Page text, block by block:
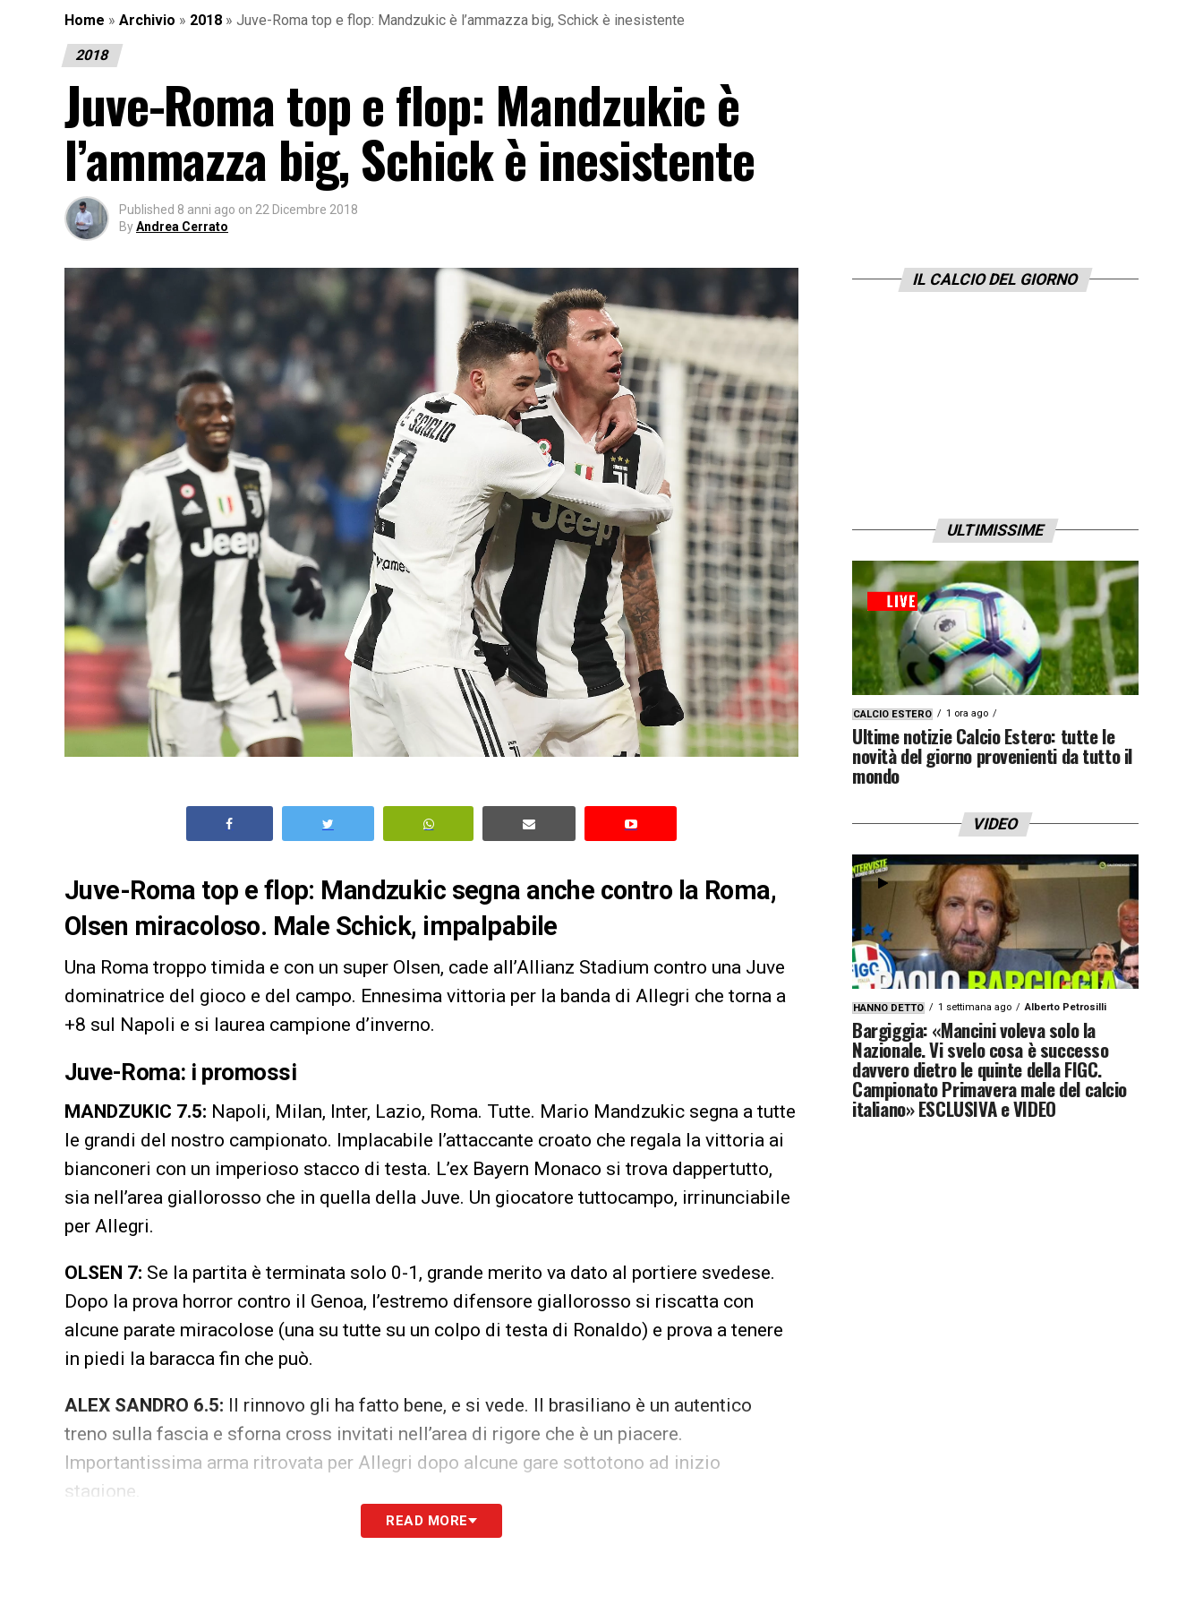
Home » Archivio » 2018 » Juve-Roma top e flop: Mandzukic è l’ammazza big, Schick è inesistente
2018
Juve-Roma top e flop: Mandzukic è
l’ammazza big, Schick è inesistente
Published 8 anni ago on 22 Dicembre 2018
ByAndrea Cerrato
Juve-Roma top e flop: Mandzukic segna anche contro la Roma,
Olsen miracoloso. Male Schick, impalpabile
Una Roma troppo timida e con un super Olsen, cade all’Allianz Stadium contro una Juve
dominatrice del gioco e del campo. Ennesima vittoria per la banda di Allegri che torna a
+8 sul Napoli e si laurea campione d’inverno.
Juve-Roma: i promossi
MANDZUKIC 7.5: Napoli, Milan, Inter, Lazio, Roma. Tutte. Mario Mandzukic segna a tutte
le grandi del nostro campionato. Implacabile l’attaccante croato che regala la vittoria ai
bianconeri con un imperioso stacco di testa. L’ex Bayern Monaco si trova dappertutto,
sia nell’area giallorosso che in quella della Juve. Un giocatore tuttocampo, irrinunciabile
per Allegri.
OLSEN 7: Se la partita è terminata solo 0-1, grande merito va dato al portiere svedese.
Dopo la prova horror contro il Genoa, l’estremo difensore giallorosso si riscatta con
alcune parate miracolose (una su tutte su un colpo di testa di Ronaldo) e prova a tenere
in piedi la baracca fin che può.
ALEX SANDRO 6.5: Il rinnovo gli ha fatto bene, e si vede. Il brasiliano è un autentico
treno sulla fascia e sforna cross invitati nell’area di rigore che è un piacere.
Importantissima arma ritrovata per Allegri dopo alcune gare sottotono ad inizio
stagione.
READ MORE
IL CALCIO DEL GIORNO
ULTIMISSIME
CALCIO ESTERO 1 ora ago
Ultime notizie Calcio Estero: tutte le
novità del giorno provenienti da tutto il
mondo
VIDEO
HANNO DETTO 1 settimana ago Alberto Petrosilli
Bargiggia: «Mancini voleva solo la
Nazionale. Vi svelo cosa è successo
davvero dietro le quinte della FIGC.
Campionato Primavera male del calcio
italiano» ESCLUSIVA e VIDEO